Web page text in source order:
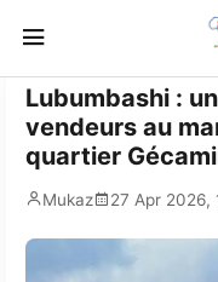
Lubumbashi :
vendeurs au
quartier
Mukaz 27 Apr 2026,